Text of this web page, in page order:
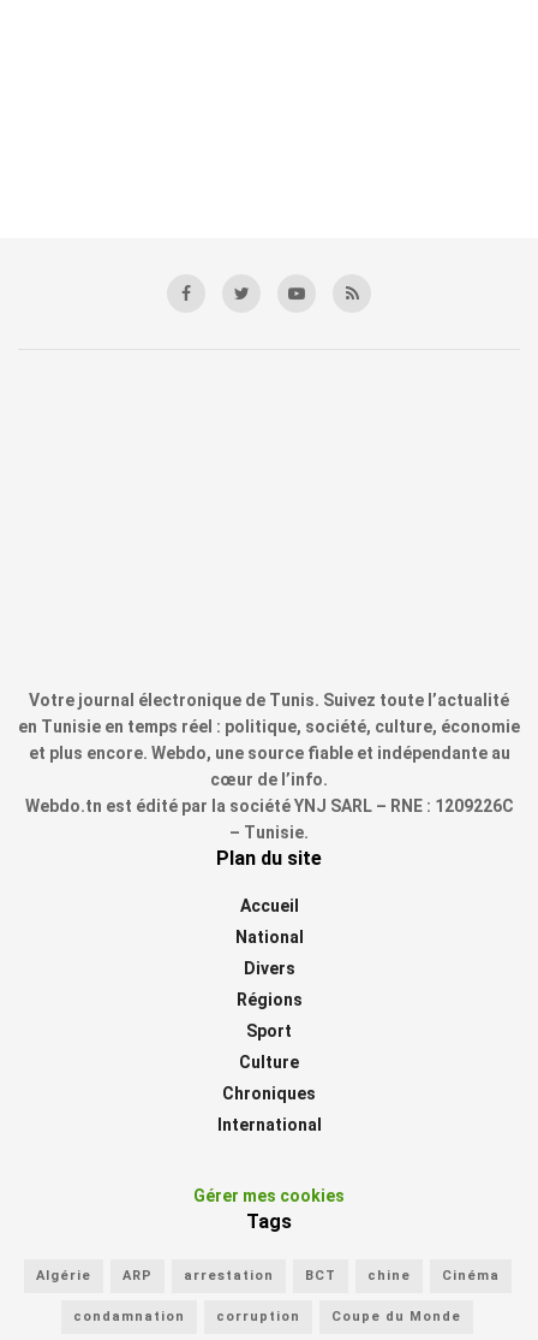
Votre journal électronique de Tunis. Suivez toute l’actualité
en Tunisie en temps réel : politique, société, culture, économie
et plus encore. Webdo, une source fiable et indépendante au
cœur de l’info.
Webdo.tn est édité par la société YNJ SARL – RNE : 1209226C
– Tunisie.
Plan du site
Accueil
National
Divers
Régions
Sport
Culture
Chroniques
International
Gérer mes cookies
Tags
Algérie ARP arrestation BCT chine Cinéma
condamnation corruption Coupe du Monde